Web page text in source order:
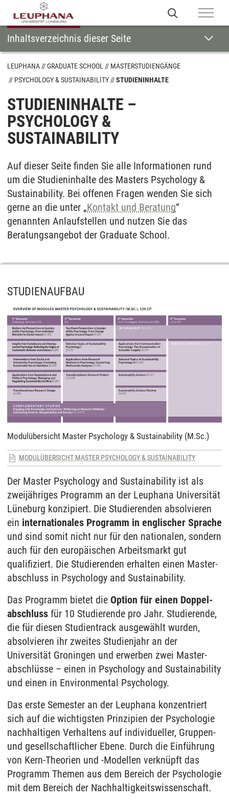
LEUPHANA GRADUATE SCHOOL
MASTERSTUDIENGÄNGE
PSYCHOLOGY & SUSTAINABILITY
STUDIENINHALTE
STUDIENINHALTE –
PSYCHOLOGY &
SUSTAINABILITY
Auf dieser Seite finden Sie alle Informationen rund
um die Studieninhalte des Masters Psychology &
Sustainability. Bei offenen Fragen wenden Sie sich
gerne an die unter „Kontakt und Beratung“
genannten Anlaufstellen und nutzen Sie das
Beratungsangebot der Graduate School.
Inhaltsverzeichnis dieser Seite
STUDIENAUFBAU
Modulübersicht Master Psychology & Sustainability (M.Sc.)
MODULÜBERSICHT MASTER PSYCHOLOGY & SUSTAINABILITY
Der Master Psychology and Sustain­ability ist als
zwei­jähriges Programm an der Leuphana Universität
Lüneburg konzipiert. Die Studierenden absolvieren
ein inter­nationales Programm in englischer Sprache
und sind somit nicht nur für den nationalen, sondern
auch für den europäischen Arbeits­markt gut
qualifiziert. Die Studierenden erhalten einen Master­
abschluss in Psychology and Sustain­ability.
Das Programm bietet die Option für einen Doppel­
abschluss für 10 Studierende pro Jahr. Studierende,
die für diesen Studien­track ausgewählt wurden,
absolvieren ihr zweites Studien­jahr an der
Universität Groningen und erwerben zwei Master­
abschlüsse – einen in Psychology and Sustain­ability
und einen in Environmental Psychology.
Das erste Semester an der Leuphana konzentriert
sich auf die wichtigsten Prinzipien der Psychologie
nachhaltigen Verhaltens auf individueller, Gruppen-
und gesell­schaftlicher Ebene. Durch die Ein­führung
von Kern-Theorien und -Modellen verknüpft das
Programm Themen aus dem Bereich der Psychologie
mit dem Bereich der Nachhaltig­keits­wissen­schaft.